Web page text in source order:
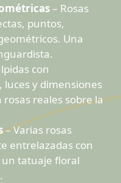
– Rosas
puntos,
Una
con
y dimensiones
reales sobre la
– Varias rosas
entrelazadas con
tatuaje floral